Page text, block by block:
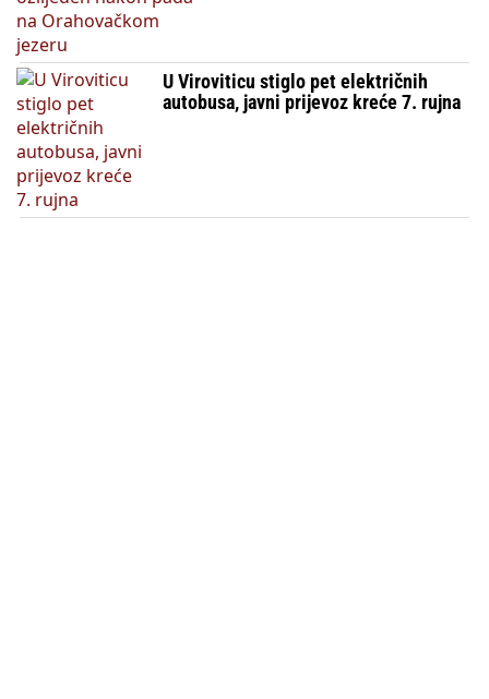
U Viroviticu stiglo pet električnih
autobusa, javni prijevoz kreće 7. rujna